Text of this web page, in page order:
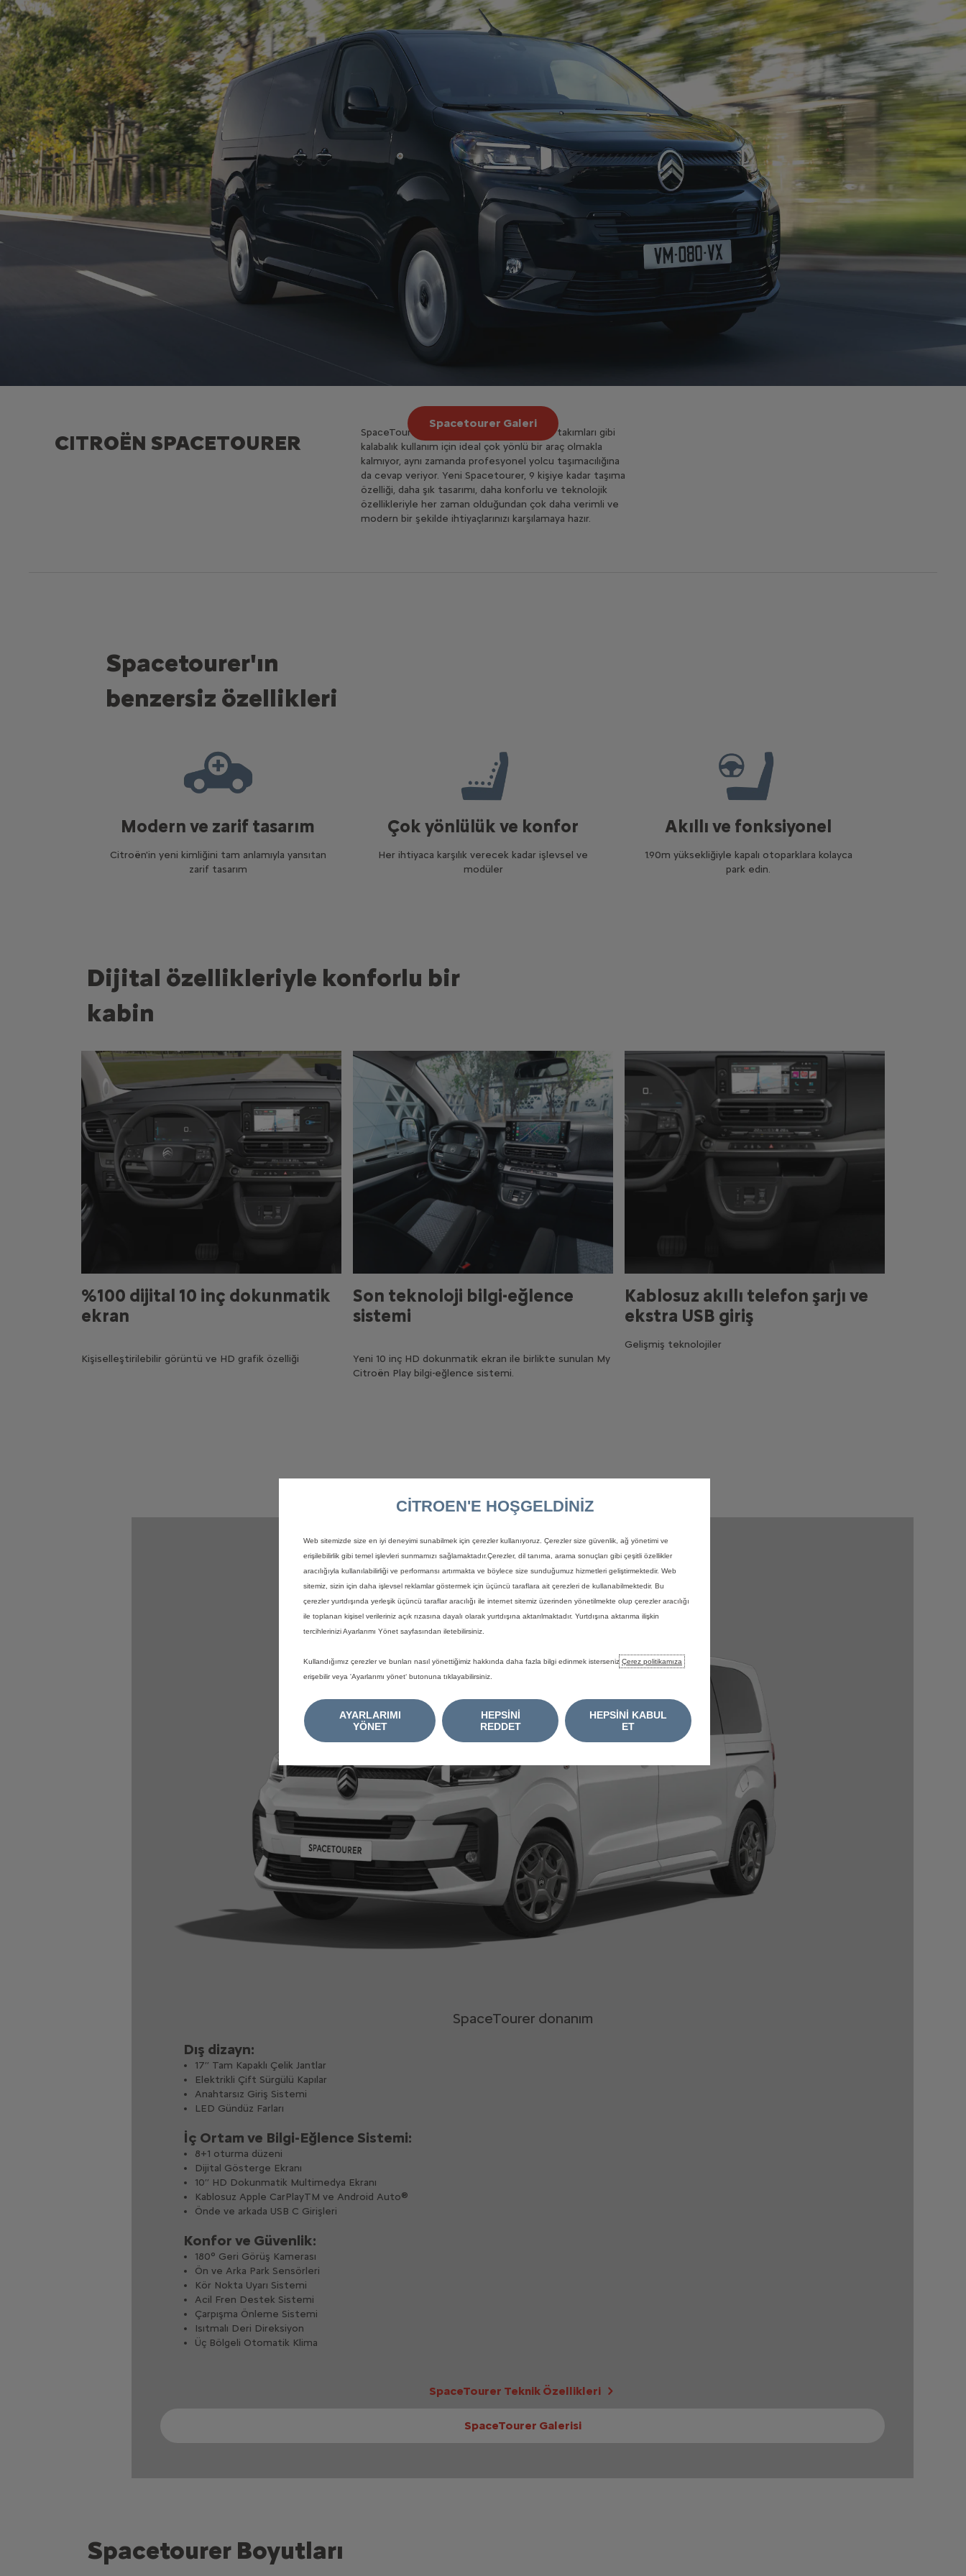
Spacetourer Galeri
CITROËN SPACETOURER
SpaceTourer yalnızca aile, arkadaşlar, spor takımları gibi
kalabalık kullanım için ideal çok yönlü bir araç olmakla
kalmıyor, aynı zamanda profesyonel yolcu taşımacılığına
da cevap veriyor. Yeni Spacetourer, 9 kişiye kadar taşıma
özelliği, daha şık tasarımı, daha konforlu ve teknolojik
özellikleriyle her zaman olduğundan çok daha verimli ve
modern bir şekilde ihtiyaçlarınızı karşılamaya hazır.
Spacetourer'ın
benzersiz özellikleri
Modern ve zarif tasarım
Citroën'in yeni kimliğini tam anlamıyla yansıtan
zarif tasarım
Çok yönlülük ve konfor
Her ihtiyaca karşılık verecek kadar işlevsel ve
modüler
Akıllı ve fonksiyonel
1.90m yüksekliğiyle kapalı otoparklara kolayca
park edin.
Dijital özellikleriyle konforlu bir
kabin
%100 dijital 10 inç dokunmatik
ekran
Kişiselleştirilebilir görüntü ve HD grafik özelliği
Son teknoloji bilgi-eğlence
sistemi
Yeni 10 inç HD dokunmatik ekran ile birlikte sunulan My
Citroën Play bilgi-eğlence sistemi.
Kablosuz akıllı telefon şarjı ve
ekstra USB giriş
Gelişmiş teknolojiler
SpaceTourer
SpaceTourer donanım
Dış dizayn:
17’’ Tam Kapaklı Çelik Jantlar​
Elektrikli Çift Sürgülü Kapılar
Anahtarsız Giriş Sistemi​
LED Gündüz Farları
İç Ortam ve Bilgi-Eğlence Sistemi:
8+1 oturma düzeni
Dijital Gösterge Ekranı
10’’ HD Dokunmatik Multimedya Ekranı
Kablosuz Apple CarPlayTM ve Android Auto®
Önde ve arkada USB C Girişleri
Konfor ve Güvenlik:
180° Geri Görüş Kamerası​
Ön ve Arka Park Sensörleri​
Kör Nokta Uyarı Sistemi​
Acil Fren Destek Sistemi​
Çarpışma Önleme Sistemi​
Isıtmalı Deri Direksiyon​
Üç Bölgeli Otomatik Klima
SpaceTourer Teknik Özellikleri
SpaceTourer Galerisi
Spacetourer Boyutları
CITROEN'E HOŞGELDİNİZ
Web sitemizde size en iyi deneyimi sunabilmek için çerezler kullanıyoruz. Çerezler size güvenlik, ağ yönetimi ve
erişilebilirlik gibi temel işlevleri sunmamızı sağlamaktadır.Çerezler, dil tanıma, arama sonuçları gibi çeşitli özellikler
aracılığıyla kullanılabilirliği ve performansı artırmakta ve böylece size sunduğumuz hizmetleri geliştirmektedir. Web
sitemiz, sizin için daha işlevsel reklamlar göstermek için üçüncü taraflara ait çerezleri de kullanabilmektedir. Bu
çerezler yurtdışında yerleşik üçüncü taraflar aracılığı ile internet sitemiz üzerinden yönetilmekte olup çerezler aracılığı
ile toplanan kişisel verileriniz açık rızasına dayalı olarak yurtdışına aktarılmaktadır. Yurtdışına aktarıma ilişkin
tercihlerinizi Ayarlarımı Yönet sayfasından iletebilirsiniz.
Kullandığımız çerezler ve bunları nasıl yönettiğimiz hakkında daha fazla bilgi edinmek isterseniz Çerez politikamıza
erişebilir veya 'Ayarlarımı yönet‘ butonuna tıklayabilirsiniz.
AYARLARIMI
YÖNET
HEPSİNİ KABUL
ET
HEPSİNİ
REDDET